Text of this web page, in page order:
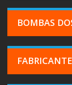
BOMBAS